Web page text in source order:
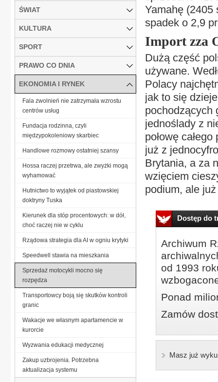
Yamahę (2405
spadek o 2,9
Import zza
Dużą część
używane.
Polacy
jak to się
pochodzących
jednoślady z
połowę
już z
Brytania, a za
wzięciem
podium, ale
Dostęp do
Archiwum
od 1993
Ponad
Zamów
Masz już
ŚWIAT
KULTURA
SPORT
PRAWO CO DNIA
EKONOMIA I RYNEK
Fala zwolnień nie zatrzymała wzrostu
centrów usług
Fundacja rodzinna, czyli
międzypokoleniowy skarbiec
Handlowe rozmowy ostatniej szansy
Hossa raczej przetrwa, ale zwyżki mogą
wyhamować
Hutnictwo to wyjątek od piastowskiej
doktryny Tuska
Kierunek dla stóp procentowych: w dół,
choć raczej nie w cyklu
Rządowa strategia dla AI w ogniu krytyki
Speedwell stawia na mieszkania
Sprzedaż motocykli mocno się
rozpędza
Transportowcy boją się skutków kontroli
granic
Wakacje we własnym apartamencie w
kurorcie
Wyzwania edukacji medycznej
Zakup uzbrojenia. Potrzebna
aktualizacja systemu